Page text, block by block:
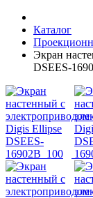
Каталог
Экран
DSEES-